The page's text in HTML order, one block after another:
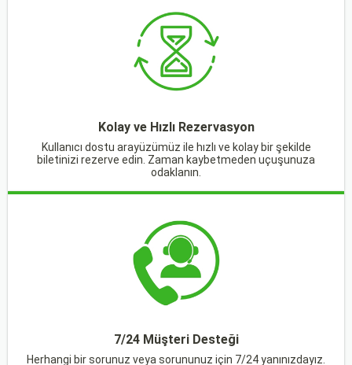
Kolay ve Hızlı Rezervasyon
Kullanıcı dostu arayüzümüz ile hızlı ve kolay bir şekilde
biletinizi rezerve edin. Zaman kaybetmeden uçuşunuza
odaklanın.
7/24 Müşteri Desteği
Herhangi bir sorunuz veya sorununuz için 7/24 yanınızdayız.